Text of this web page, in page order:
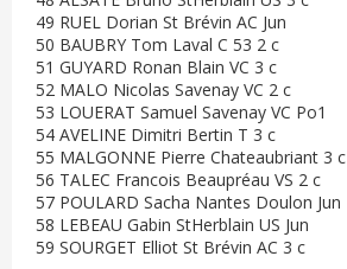
49 RUEL Dorian St Brévin AC Jun
50 BAUBRY Tom Laval C 53 2 c
51 GUYARD Ronan Blain VC 3 c
52 MALO Nicolas Savenay VC 2 c
53 LOUERAT Samuel Savenay VC Po1
54 AVELINE Dimitri Bertin T 3 c
55 MALGONNE Pierre Chateaubriant 3 c
56 TALEC Francois Beaupréau VS 2 c
57 POULARD Sacha Nantes Doulon Jun
58 LEBEAU Gabin StHerblain US Jun
59 SOURGET Elliot St Brévin AC 3 c